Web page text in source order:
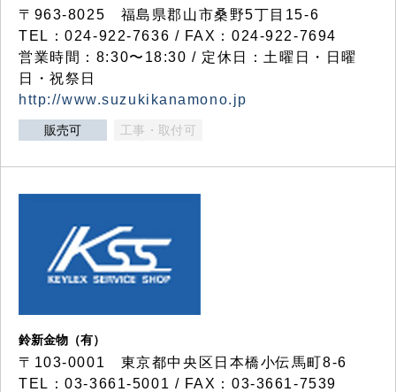
〒963-8025 福島県郡山市桑野5丁目15-6
TEL：024-922-7636 / FAX：024-922-7694
営業時間：8:30〜18:30 / 定休日：土曜日・日曜
日・祝祭日
http://www.suzukikanamono.jp
販売可 工事・取付可
鈴新金物（有）
〒103-0001 東京都中央区日本橋小伝馬町8-6
TEL：03-3661-5001 / FAX：03-3661-7539